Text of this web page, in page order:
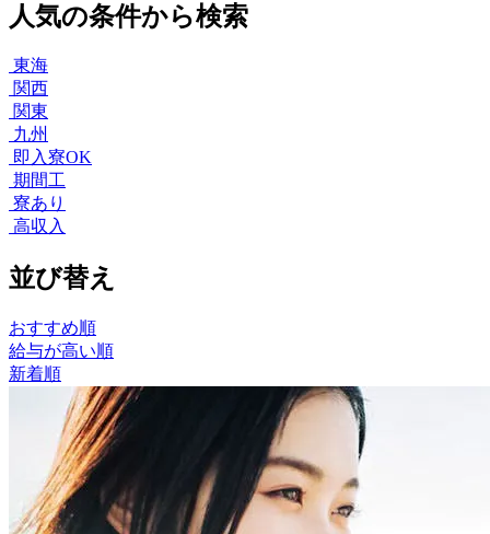
人気の条件から検索
東海
関西
関東
九州
即入寮OK
期間工
寮あり
高収入
並び替え
おすすめ順
給与が高い順
新着順